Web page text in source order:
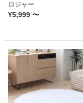
ロジャー
¥5,999 〜